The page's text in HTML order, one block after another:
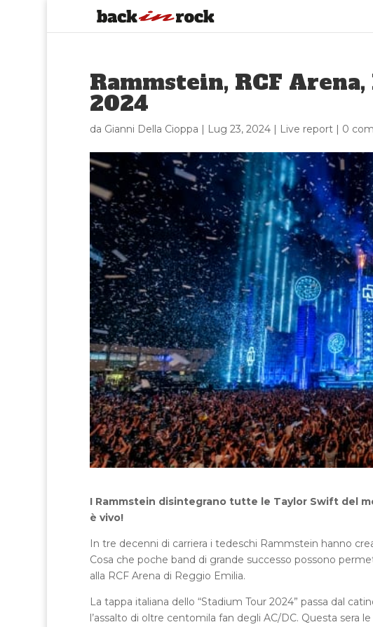
Rammstein, RCF
2024
da Gianni Della Cioppa | Lug 23, 2024| Live report| 0
I Rammstein disintegrano tutte le Taylor Swift del
è vivo!
In tre decenni di carriera i tedeschi Rammstein hanno
Cosa che poche band di grande successo possono
alla RCF Arena di Reggio Emilia.
La tappa italiana dello “Stadium Tour 2024” passa dal
l’assalto di oltre centomila fan degli AC/DC. Questa sera